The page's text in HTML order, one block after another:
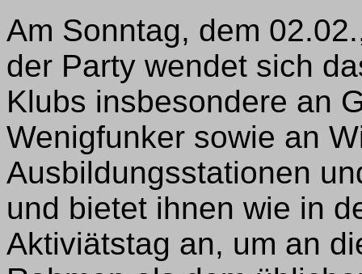
Am Sonntag, dem
der Party wendet sich
Klubs insbesondere an
Wenigfunker sowie an
Ausbildungsstationen
und bietet ihnen wie in
Aktiviätstag an, um an